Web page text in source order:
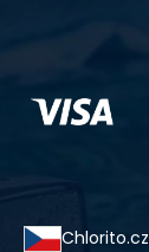
Chlorito.cz